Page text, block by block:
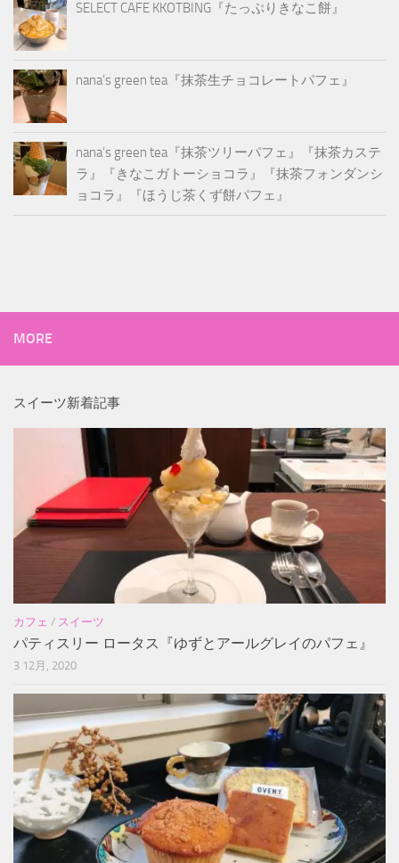
SELECT CAFE KKOTBING『たっぷりきなこ餅』
nana’s green tea『抹茶生チョコレートパフェ』
nana’s green tea『抹茶ツリーパフェ』『抹茶カステ
ラ』『きなこガトーショコラ』『抹茶フォンダンシ
ョコラ』『ほうじ茶くず餅パフェ』
MORE
スイーツ新着記事
カフェ / スイーツ
パティスリー ロータス『ゆずとアールグレイのパフェ』
3 12月, 2020